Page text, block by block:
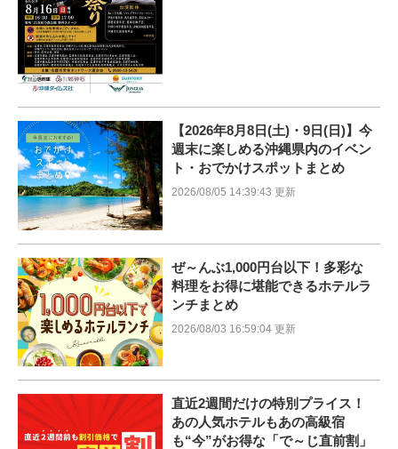
【2026年8月8日(土)・9日(日)】今
週末に楽しめる沖縄県内のイベン
ト・おでかけスポットまとめ
2026/08/05 14:39:43 更新
ぜ～んぶ1,000円台以下！多彩な
料理をお得に堪能できるホテルラ
ンチまとめ
2026/08/03 16:59:04 更新
直近2週間だけの特別プライス！
あの人気ホテルもあの高級宿
も“今”がお得な「で～じ直前割」